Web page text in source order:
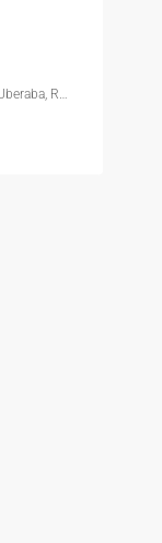
Uberaba, Região Geográfica Imediata de Uberaba, Região Geográfica Intermediária de Uberaba, Minas Gerais, Região Sudeste, Brasil